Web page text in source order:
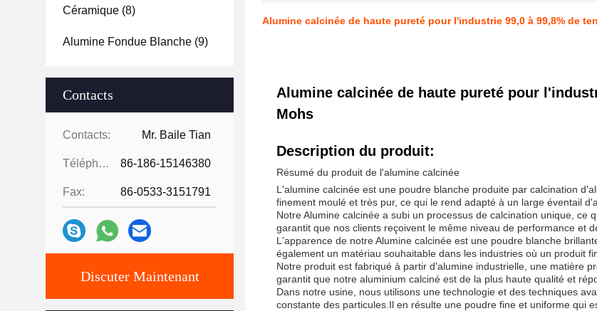
Céramique (8)
Alumine Fondue Blanche (9)
Contacts
Contacts: Mr. Baile Tian
Téléphone: 86-186-15146380
Fax: 86-0533-3151791
Discuter Maintenant
Alumine calcinée de haute pureté pour l'industrie 99,0 à 99,8% de
Alumine calcinée de haute pureté pour
Mohs
Description du produit:
Résumé du produit de l'alumine calcinée
L'alumine calcinée est une poudre blanche produite par calcination
finement moulé et très pur, ce qui le rend adapté à un large éventail
Notre Alumine calcinée a subi un processus de calcination unique,
garantit que nos clients reçoivent le même niveau de performance et
L'apparence de notre Alumine calcinée est une poudre blanche
également un matériau souhaitable dans les industries où un produit
Notre produit est fabriqué à partir d'alumine industrielle, une matière
garantit que notre aluminium calciné est de la plus haute qualité et
Dans notre usine, nous utilisons une technologie et des techniques
constante des particules.Il en résulte une poudre fine et uniforme qui